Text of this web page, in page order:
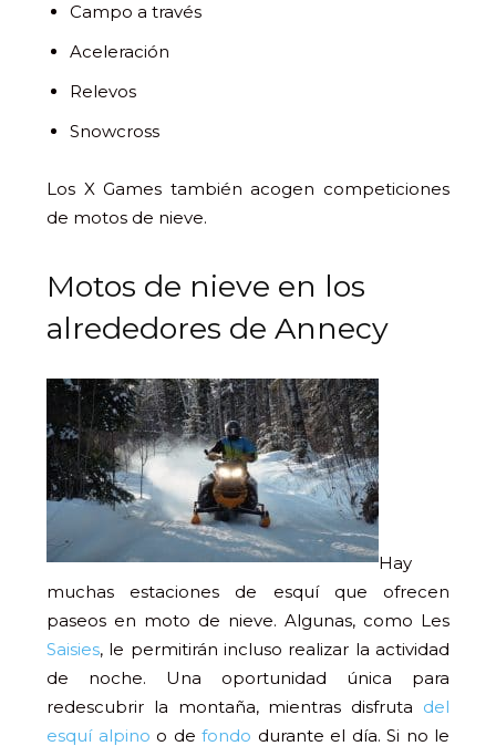
Campo a través
Aceleración
Relevos
Snowcross
Los X Games también acogen competiciones
de motos de nieve.
Motos de nieve en los
alrededores de Annecy
Hay
muchas estaciones de esquí que ofrecen
paseos en moto de nieve. Algunas, como Les
Saisies, le permitirán incluso realizar la actividad
de noche. Una oportunidad única para
redescubrir la montaña, mientras disfruta del
esquí alpino o de fondo durante el día. Si no le